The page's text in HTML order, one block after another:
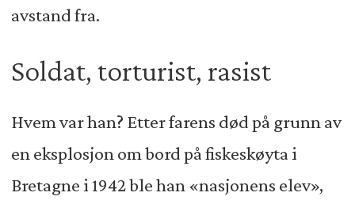
avstand fra.
Soldat, torturist, rasist
Hvem var han? Etter farens død på grunn av
en eksplosjon om bord på fiskeskøyta i
Bretagne i 1942 ble han «nasjonens elev»,